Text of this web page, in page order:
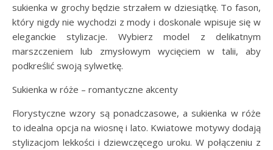
sukienka w grochy będzie strzałem w dziesiątkę. To fason,
który nigdy nie wychodzi z mody i doskonale wpisuje się w
eleganckie stylizacje. Wybierz model z delikatnym
marszczeniem lub zmysłowym wycięciem w talii, aby
podkreślić swoją sylwetkę.
Sukienka w róże – romantyczne akcenty
Florystyczne wzory są ponadczasowe, a sukienka w róże
to idealna opcja na wiosnę i lato. Kwiatowe motywy dodają
stylizacjom lekkości i dziewczęcego uroku. W połączeniu z